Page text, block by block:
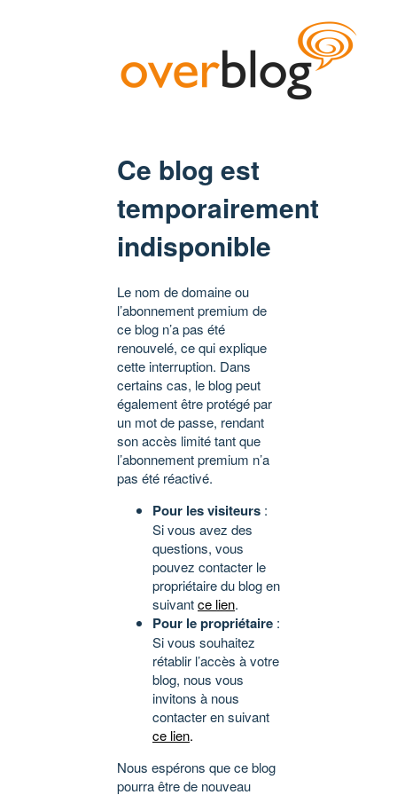
Ce blog est
temporairement
indisponible
Le nom de domaine ou
l’abonnement premium de
ce blog n’a pas été
renouvelé, ce qui explique
cette interruption. Dans
certains cas, le blog peut
également être protégé par
un mot de passe, rendant
son accès limité tant que
l’abonnement premium n’a
pas été réactivé.
Pour les visiteurs :
Si vous avez des
questions, vous
pouvez contacter le
propriétaire du blog en
suivantce lien.
Pour le propriétaire :
Si vous souhaitez
rétablir l’accès à votre
blog, nous vous
invitons à nous
contacter en suivant
ce lien.
Nous espérons que ce blog
pourra être de nouveau